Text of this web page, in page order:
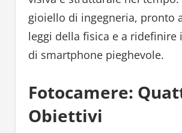
gioiello di ingegneria, pronto
leggi della fisica e a ridefinire
di smartphone pieghevole.
Fotocamere:
Obiettivi